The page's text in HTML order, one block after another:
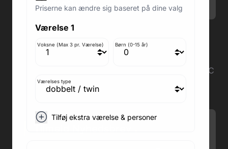
Priserne kan ændre sig baseret på dine valg
Værelse 1
Voksne (Max 3 pr. Værelse) Børn (0-15 år)
Værelses type
Tilføj ekstra værelse & personer
Søndag: Lukket
Adresse butik: Fodboldpakker ApS Rosendal 1C
2860 Søborg
Medlem af rejsegarantifonden: 3350
Adresse kontor: Fodboldpakker ApS Rosendal 1C
2860 Søborg
CVR: 41967218